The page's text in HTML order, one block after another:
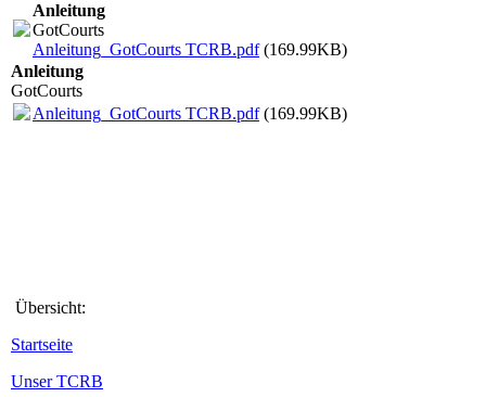
Anleitung
GotCourts
Anleitung_GotCourts TCRB.pdf(169.99KB)
Anleitung
GotCourts
Anleitung_GotCourts TCRB.pdf(169.99KB)
Übersicht:
Startseite
Unser TCRB